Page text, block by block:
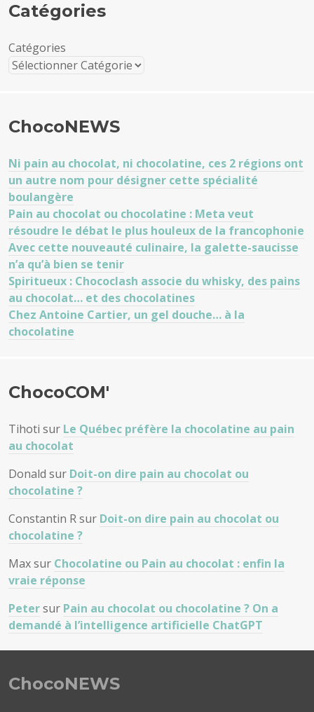
Catégories
Catégories
ChocoNEWS
Ni pain au chocolat, ni chocolatine, ces 2 régions ont
un autre nom pour désigner cette spécialité
boulangère
Pain au chocolat ou chocolatine : Meta veut
résoudre le débat le plus houleux de la francophonie
Avec cette nouveauté culinaire, la galette-saucisse
n’a qu’à bien se tenir
Spiritueux : Chococlash associe du whisky, des pains
au chocolat… et des chocolatines
Chez Antoine Cartier, un gel douche… à la
chocolatine
ChocoCOM'
Tihoti sur Le Québec préfère la chocolatine au pain
au chocolat
Donald sur Doit-on dire pain au chocolat ou
chocolatine ?
Constantin Rsur Doit-on dire pain au chocolat ou
chocolatine ?
Maxsur Chocolatine ou Pain au chocolat : enfin la
vraie réponse
Petersur Pain au chocolat ou chocolatine ? On a
demandé à l’intelligence artificielle ChatGPT
ChocoNEWS